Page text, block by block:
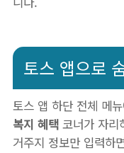
토스 앱으로
토스 앱 하단 전체 메
복지 혜택 코너가 자리
거주지 정보만 입력하